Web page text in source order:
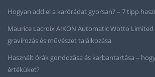
Hogyan add el a karórádat gyorsan? – 7 tipp
Maurice Lacroix AIKON Automatic Wotto Limited
gravírozás és művészet találkozása
Használt órák gondozása és karbantartása –
értéküket?